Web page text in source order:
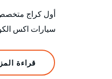
أول كراج
سيارات اكس
قراءة